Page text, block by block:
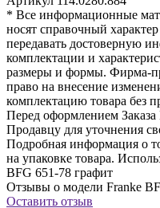
* Все информационные
носят справочный
передавать достоверную
комплектации и
размеры и формы. Фирма-
право на внесение
комплектацию товара без
Перед оформлением Заказа
Продавцу для уточнения
Подробная информация о
на упаковке товара.
BFG 651-78 графит
Отзывы о модели Franke
Оставить отзыв